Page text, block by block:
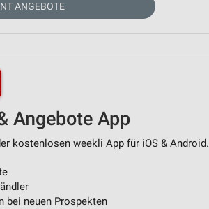
ANGEBOTE
Angebote App
kostenlosen weekli App für iOS & Android.
bei neuen Prospekten
verschiedenen